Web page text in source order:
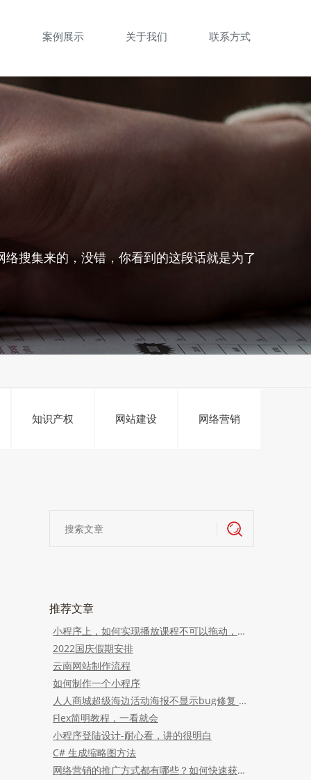
案例展示 关于我们 联系方式
搜集来的，没错，你看到的这段话就是为了
知识产权 网站建设 网络营销
推荐文章
小程序上，如何实现播放课程不可以拖动，切到后台报警并停止播放？
2022国庆假期安排
云南网站制作流程
如何制作一个小程序
人人商城超级海边活动海报不显示bug修复 回复图片功能错误修复
Flex简明教程，一看就会
小程序登陆设计-耐心看，讲的很明白
C# 生成缩略图方法
网络营销的推广方式都有哪些？如何快速获客！